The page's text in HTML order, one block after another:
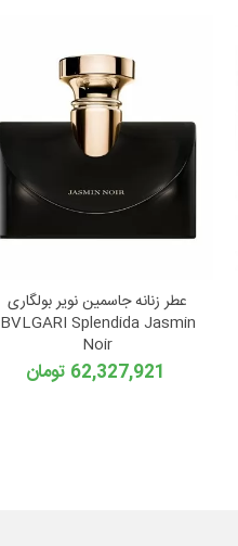
عطر زنانه جاسمین نویر بولگاری
BVLGARI Splendida Jasmin
Noir
62,327,921 تومان